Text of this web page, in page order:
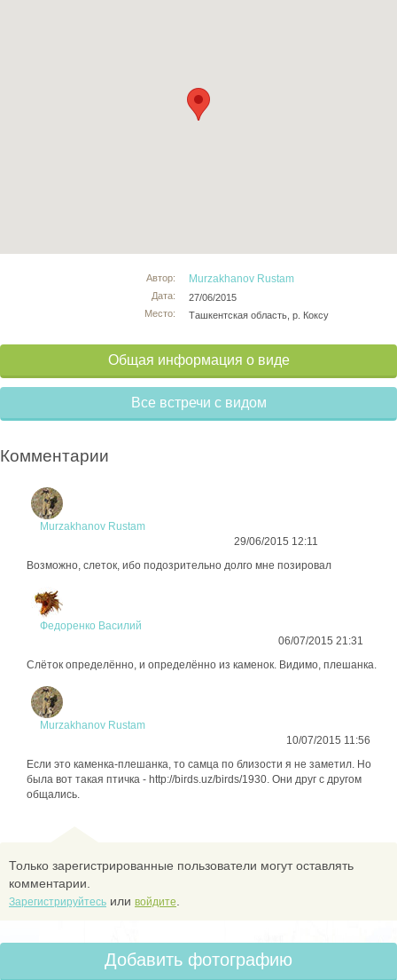
Автор:
Дата:
Место:
Murzakhanov Rustam
27/06/2015
Ташкентская область, р. Коксу
Общая информация о виде
Все встречи с видом
Комментарии
Murzakhanov Rustam
29/06/2015 12:11
Возможно, слеток, ибо подозрительно долго мне позировал
Федоренко Василий
06/07/2015 21:31
Слёток определённо, и определённо из каменок. Видимо, плешанка.
Murzakhanov Rustam
10/07/2015 11:56
Если это каменка-плешанка, то самца по близости я не заметил. Но
была вот такая птичка - http://birds.uz/birds/1930. Они друг с другом
общались.
Только зарегистрированные пользователи могут оставлять
комментарии.
Зарегистрируйтесь или войдите
Добавить фотографию